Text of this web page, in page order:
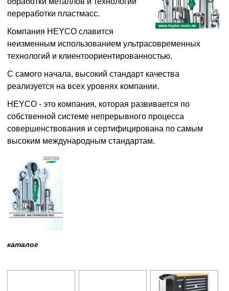
переработки пластмасс.
Компания HEYCO славится
неизменным использованием ультрасовременных
технологий и клиентоориентированностью.
С самого начала, высокий стандарт качества
реализуется на всех уровнях компании.
HEYCO - это компания, которая развивается по
собственной системе непрерывного процесса
совершенствования и сертифицирована по самым
высоким международным стандартам.
каталог